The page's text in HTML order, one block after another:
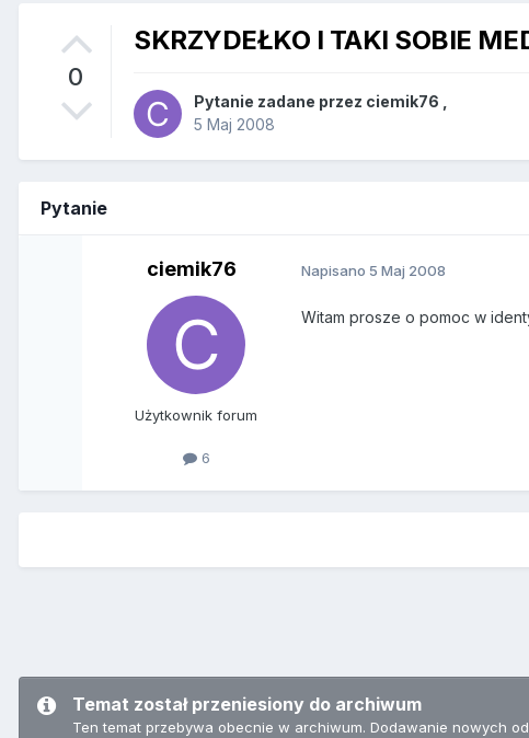
0
SKRZYDEŁKO I TAKI SOBIE
Pytanie zadane przez ciemik76
5 Maj 2008
Pytanie
ciemik76
Użytkownik forum
6
Napisano 5 Maj 2008
Witam prosze o pomoc w
Temat został przeniesiony do archiwum
Ten temat przebywa obecnie w archiwum. Dodawanie nowych